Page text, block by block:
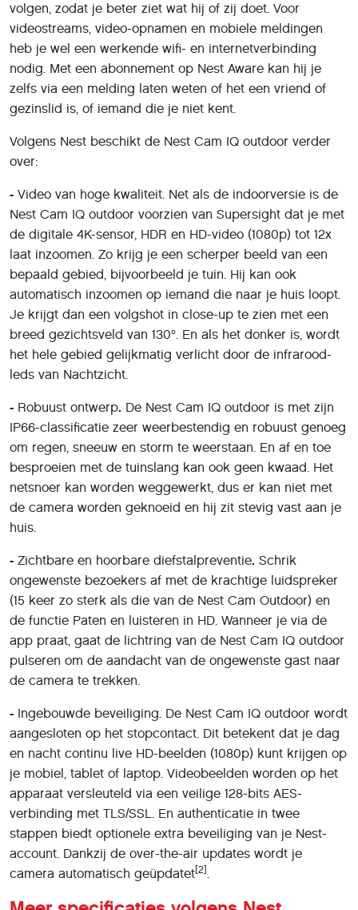
volgen, zodat je beter ziet wat hij of zij doet. Voor
videostreams, video-opnamen en mobiele meldingen
heb je wel een werkende wifi- en internetverbinding
nodig. Met een abonnement op Nest Aware kan hij je
zelfs via een melding laten weten of het een vriend of
gezinslid is, of iemand die je niet kent.
Volgens Nest beschikt de Nest Cam IQ outdoor verder
over:
- Video van hoge kwaliteit. Net als de indoorversie is de
Nest Cam IQ outdoor voorzien van Supersight dat je met
de digitale 4K-sensor, HDR en HD-video (1080p) tot 12x
laat inzoomen. Zo krijg je een scherper beeld van een
bepaald gebied, bijvoorbeeld je tuin. Hij kan ook
automatisch inzoomen op iemand die naar je huis loopt.
Je krijgt dan een volgshot in close-up te zien met een
breed gezichtsveld van 130°. En als het donker is, wordt
het hele gebied gelijkmatig verlicht door de infrarood-
leds van Nachtzicht.
- Robuust ontwerp. De Nest Cam IQ outdoor is met zijn
IP66-classificatie zeer weerbestendig en robuust genoeg
om regen, sneeuw en storm te weerstaan. En af en toe
besproeien met de tuinslang kan ook geen kwaad. Het
netsnoer kan worden weggewerkt, dus er kan niet met
de camera worden geknoeid en hij zit stevig vast aan je
huis.
- Zichtbare en hoorbare diefstalpreventie. Schrik
ongewenste bezoekers af met de krachtige luidspreker
(15 keer zo sterk als die van de Nest Cam Outdoor) en
de functie Paten en luisteren in HD. Wanneer je via de
app praat, gaat de lichtring van de Nest Cam IQ outdoor
pulseren om de aandacht van de ongewenste gast naar
de camera te trekken.
- Ingebouwde beveiliging. De Nest Cam IQ outdoor wordt
aangesloten op het stopcontact. Dit betekent dat je dag
en nacht continu live HD-beelden (1080p) kunt krijgen op
je mobiel, tablet of laptop. Videobeelden worden op het
apparaat versleuteld via een veilige 128-bits AES-
verbinding met TLS/SSL. En authenticatie in twee
stappen biedt optionele extra beveiliging van je Nest-
account. Dankzij de over-the-air updates wordt je
camera automatisch geüpdatet[2].